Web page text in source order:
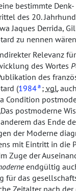
bestimmte
des 20.
Jaques Derrida,
zu nennen
Relevanz
des Wortes
des
(1984a ; vgl.auch
Condition
Das postmoderne
das Ende
der Moderne
mit Eintritt in die
Zuge der
endgültig
für das
Zeitalter nach